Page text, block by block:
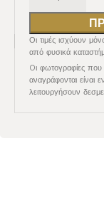
Οι τιμές ισχύουν
από φυσικά
Oι φωτογραφίες που
αναγράφονται είναι
λειτουργήσουν